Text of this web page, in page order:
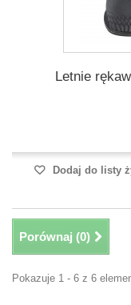
Letnie
Dodaj do listy
Porównaj (0)
Pokazuje 1 - 6 z 6